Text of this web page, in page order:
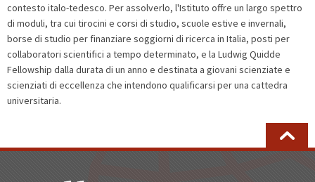
contesto italo-tedesco. Per assolverlo, l'Istituto offre un largo spettro
di moduli, tra cui tirocini e corsi di studio, scuole estive e invernali,
borse di studio per finanziare soggiorni di ricerca in Italia, posti per
collaboratori scientifici a tempo determinato, e la Ludwig Quidde
Fellowship dalla durata di un anno e destinata a giovani scienziate e
scienziati di eccellenza che intendono qualificarsi per una cattedra
universitaria.